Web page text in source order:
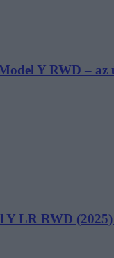
Y RWD – az
Y LR RWD